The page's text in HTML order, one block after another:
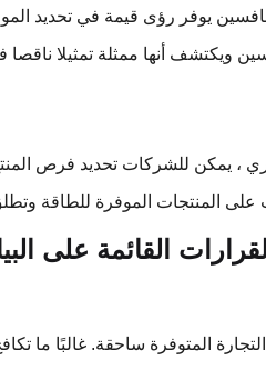
ويكتشف أنها ممثلة تمثيلا
القائمة على